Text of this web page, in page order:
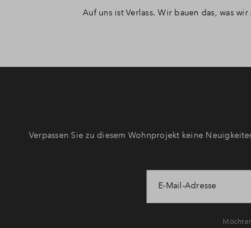
Auf uns ist Verlass. Wir bauen das, was
Verpassen Sie zu diesem Wohnprojekt keine
E-Mail-Adresse